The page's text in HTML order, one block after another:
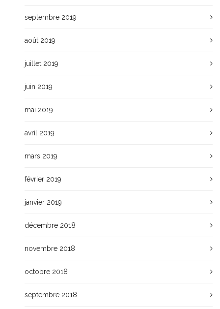
septembre 2019
août 2019
juillet 2019
juin 2019
mai 2019
avril 2019
mars 2019
février 2019
janvier 2019
décembre 2018
novembre 2018
octobre 2018
septembre 2018